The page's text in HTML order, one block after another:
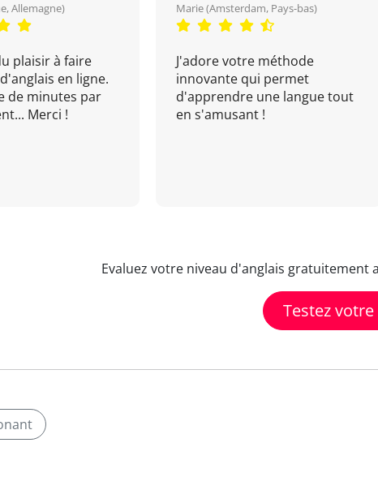
Allemagne)
plaisir à faire
en ligne.
de minutes par
Merci !
Marie (Amsterdam, Pays-bas)
J'adore votre méthode
innovante qui permet
d'apprendre une langue tout
en s'amusant !
Evaluez votre niveau d'anglais gratuitement
Testez